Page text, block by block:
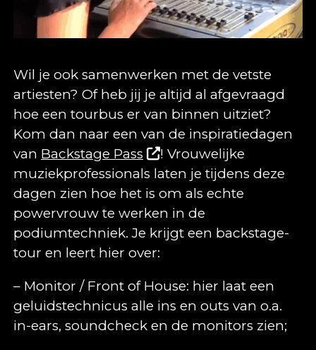
Wil je ook samenwerken met de vetste
artiesten? Of heb jij je altijd al afgevraagd
hoe een tourbus er van binnen uitziet?
Kom dan naar een van de inspiratiedagen
van Backstage Pass
! Vrouwelijke
muziekprofessionals laten je tijdens deze
dagen zien hoe het is om als echte
powervrouw te werken in de
podiumtechniek. Je krijgt een backstage-
tour en leert hier over:
– Monitor / Front of House: hier laat een
geluidstechnicus alle ins en outs van o.a.
in-ears, soundcheck en de monitors zien;